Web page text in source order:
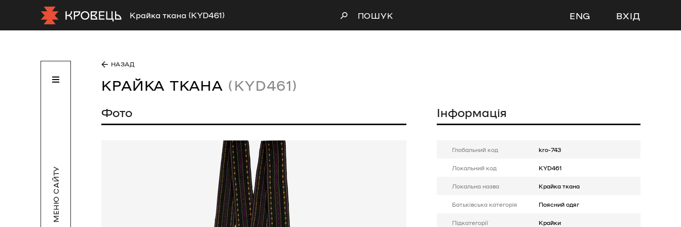
Крайка ткана (KYD461) ПОШУК ENG ВХІД
МЕНЮ САЙТУ
НАЗАД
КРАЙКА ТКАНА (KYD461)
Фото Інформація
Глобальний код kro-743
Локальний код KYD461
Локальна назва Крайка ткана
Батькiвська категорія Поясний одяг
Підкатегорії Крайки